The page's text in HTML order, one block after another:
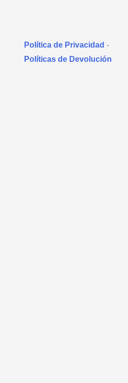
Política de Privacidad -
Políticas de Devolución